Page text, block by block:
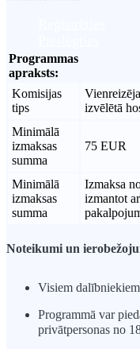
Programmas
apraksts:
Komisijas
tips
izvēlētā
Minimālā
izmaksas
summa​
75 EUR
Minimālā
izmaksas
summa​
Izmaksa
izmantot
Noteikumi un
Visiem
Programmā var
privātpersonas no